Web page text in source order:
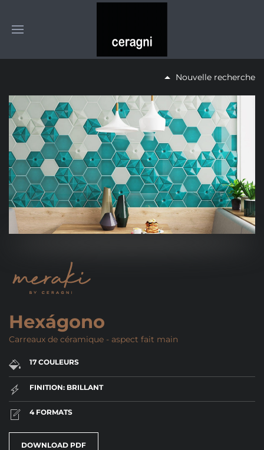
Nouvelle recherche
Hexágono
Carreaux de céramique - aspect fait main
17 COULEURS
FINITION: BRILLANT
4 FORMATS
DOWNLOAD PDF